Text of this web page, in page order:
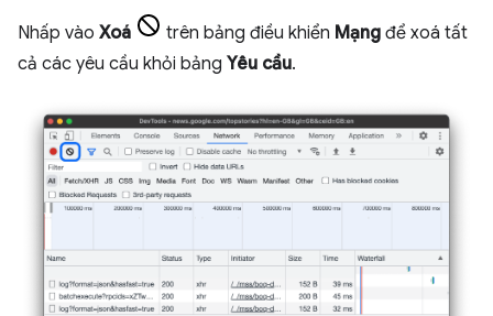
Nhấp vào Xoá trên bảng điều khiển Mạng để xoá tất
cả các yêu cầu khỏi bảng Yêu cầu.